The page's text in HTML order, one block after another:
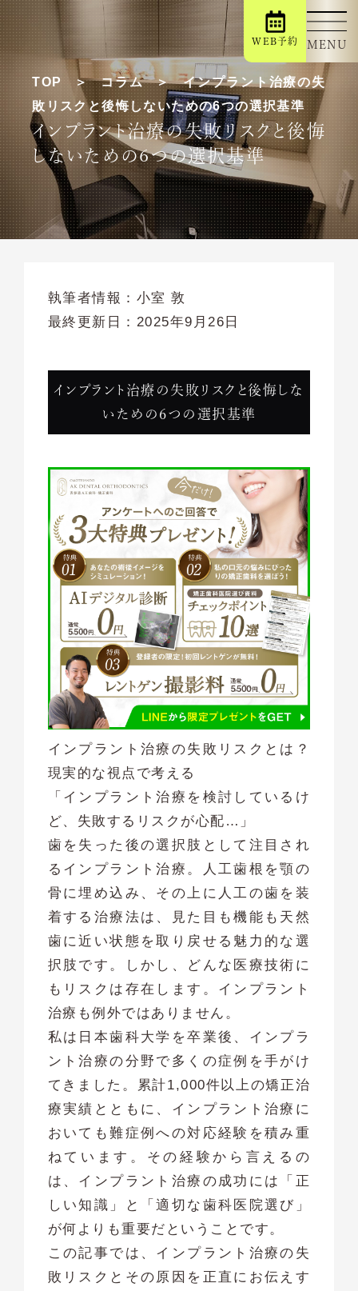
TOP コラム
インプラント治療の失
敗リスクと後悔しないための6つの選択基準
インプラント治療の失敗リスクと後悔
しないための6つの選択基準
執筆者情報： 小室 敦
最終更新日： 2025年9月26日
インプラント治療の失敗リスクと後悔しな
いための6つの選択基準
インプラント治療の失敗リスクとは？
現実的な視点で考える
「インプラント治療を検討しているけ
ど、失敗するリスクが心配…」
歯を失った後の選択肢として注目され
るインプラント治療。人工歯根を顎の
骨に埋め込み、その上に人工の歯を装
着する治療法は、見た目も機能も天然
歯に近い状態を取り戻せる魅力的な選
択肢です。しかし、どんな医療技術に
もリスクは存在します。インプラント
治療も例外ではありません。
私は日本歯科大学を卒業後、インプラ
ント治療の分野で多くの症例を手がけ
てきました。累計1,000件以上の矯正治
療実績とともに、インプラント治療に
おいても難症例への対応経験を積み重
ねています。その経験から言えるの
は、インプラント治療の成功には「正
しい知識」と「適切な歯科医院選び」
が何よりも重要だということです。
この記事では、インプラント治療の失
敗リスクとその原因を正直にお伝えす
MENU
WEB予約